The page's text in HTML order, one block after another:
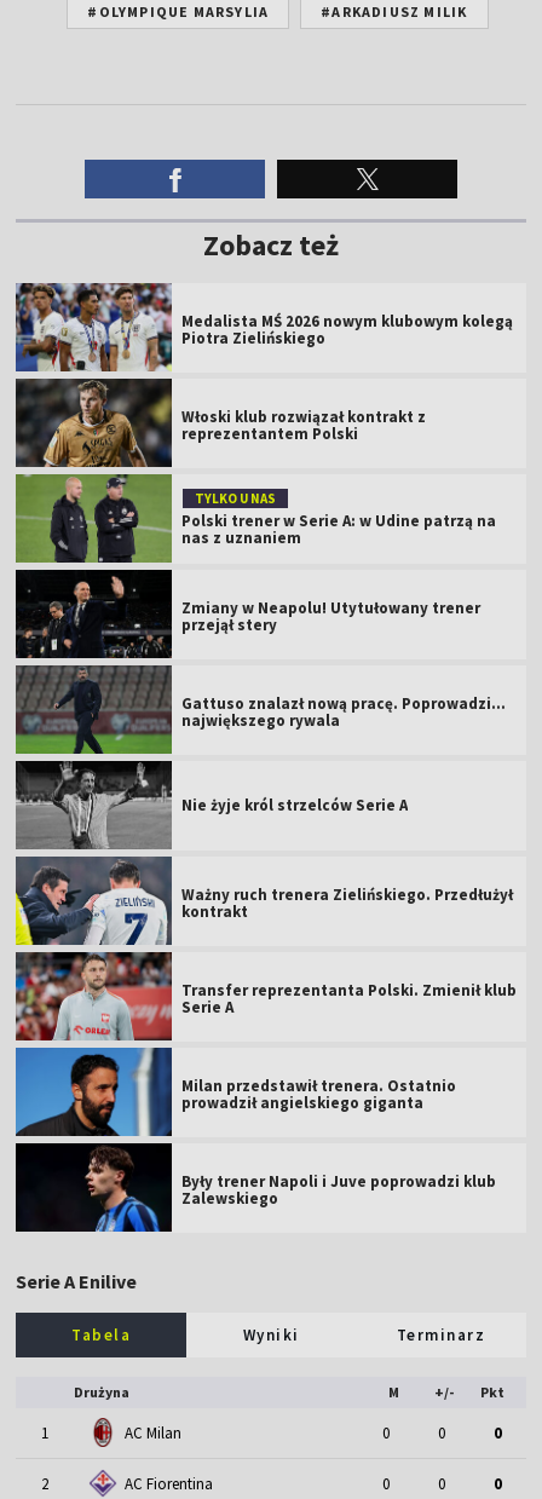
#OLYMPIQUE MARSYLIA #ARKADIUSZ MILIK
Zobacz też
Medalista MŚ 2026 nowym klubowym kolegą
Piotra Zielińskiego
Włoski klub rozwiązał kontrakt z
reprezentantem Polski
TYLKO U NAS
Polski trener w Serie A: w Udine patrzą na
nas z uznaniem
Zmiany w Neapolu! Utytułowany trener
przejął stery
Gattuso znalazł nową pracę. Poprowadzi...
największego rywala
Nie żyje król strzelców Serie A
Ważny ruch trenera Zielińskiego. Przedłużył
kontrakt
Transfer reprezentanta Polski. Zmienił klub
Serie A
Milan przedstawił trenera. Ostatnio
prowadził angielskiego giganta
Były trener Napoli i Juve poprowadzi klub
Zalewskiego
Serie A Enilive
Tabela Wyniki Terminarz
Drużyna M +/- Pkt
1 AC Milan 0 0 0
2 AC Fiorentina 0 0 0